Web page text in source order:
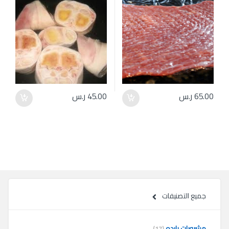
65.00ر.س 45.00 ر.س
جميع التصنيفات